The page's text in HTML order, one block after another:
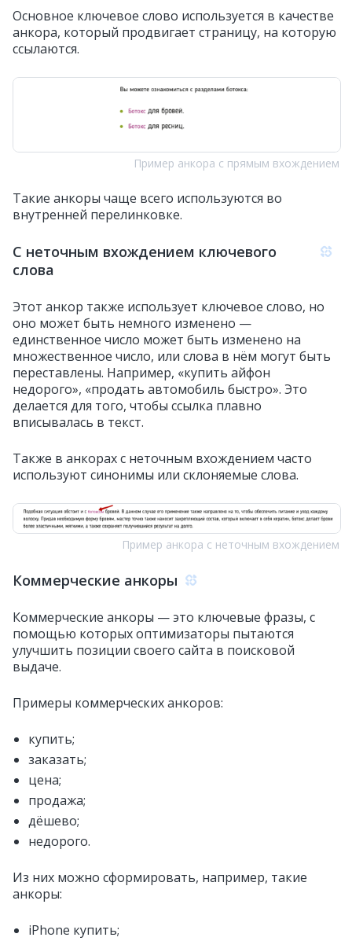
Основное ключевое слово используется в качестве
анкора, который продвигает страницу, на которую
ссылаются.
Пример анкора с прямым вхождением
Такие анкоры чаще всего используются во
внутренней перелинковке.
С неточным вхождением ключевого
слова
Этот анкор также использует ключевое слово, но
оно может быть немного изменено —
единственное число может быть изменено на
множественное число, или слова в нём могут быть
переставлены. Например, «купить айфон
недорого», «продать автомобиль быстро». Это
делается для того, чтобы ссылка плавно
вписывалась в текст.
Также в анкорах с неточным вхождением часто
используют синонимы или склоняемые слова.
Пример анкора с неточным вхождением
Коммерческие анкоры
Коммерческие анкоры — это ключевые фразы, с
помощью которых оптимизаторы пытаются
улучшить позиции своего сайта в поисковой
выдаче.
Примеры коммерческих анкоров:
купить;
заказать;
цена;
продажа;
дёшево;
недорого.
Из них можно сформировать, например, такие
анкоры:
iPhone купить;